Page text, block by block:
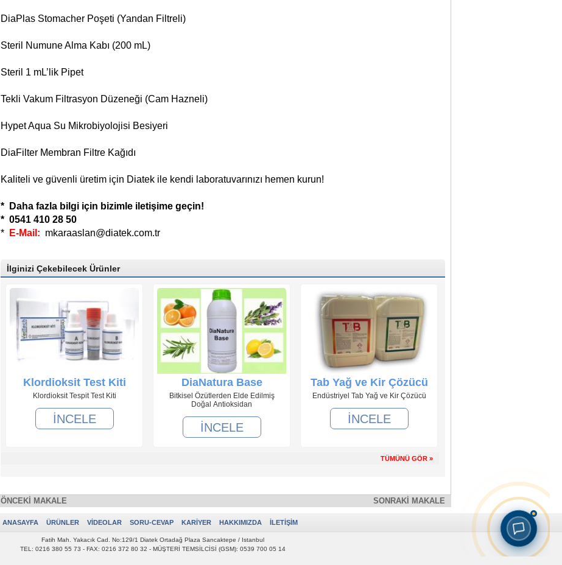
DiaPlas Stomacher Poşeti (Yandan Filtreli)
Steril Numune Alma Kabı (200 mL)
Steril 1 mL’lik Pipet
Tekli Vakum Filtrasyon Düzeneği (Cam Hazneli)
Hypet Aqua Su Mikrobiyolojisi Besiyeri
DiaFilter Membran Filtre Kağıdı
Kaliteli ve güvenli üretim için Diatek ile kendi laboratuvarınızı hemen kurun!
* Daha fazla bilgi için bizimle iletişime geçin!
* 0541 410 28 50
*
E-Mail: mkaraaslan@diatek.com.tr
İlginizi Çekebilecek Ürünler
Klordioksit Test Kiti
Klordioksit Tespit Test Kiti
İNCELE
DiaNatura Base
Bitkisel Özütlerden Elde Edilmiş
Doğal Antioksidan
İNCELE
Tab Yağ ve Kir Çözücü
Endüstriyel Tab Yağ ve Kir Çözücü
İNCELE
TÜMÜNÜ GÖR »
ÖNCEKİ MAKALE SONRAKİ MAKALE
ANASAYFA ÜRÜNLER VİDEOLAR SORU-CEVAP KARİYER HAKKIMIZDA İLETİŞİM
Fatih Mah. Yakacık Cad. No:129/1 Diatek Ortadağ Plaza Sancaktepe / Istanbul
TEL: 0216 380 55 73 - FAX: 0216 372 80 32 - MÜŞTERİ TEMSİLCİSİ (GSM): 0539 700 05 14